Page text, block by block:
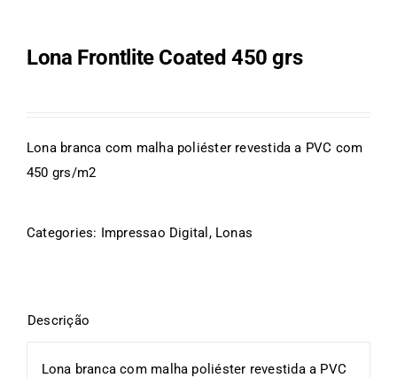
Lona Frontlite Coated 450 grs
Lona branca com malha poliéster revestida a PVC com
450 grs/m2
Categories: Impressao Digital , Lonas
Lona branca com malha poliéster revestida a PVC